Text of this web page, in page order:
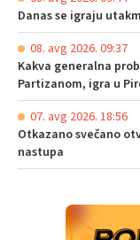
Danas se igraju
08. avg 2026. 09:37
Kakva generalna
Partizanom, igra u
07. avg 2026. 18:56
Otkazano svečano
nastupa